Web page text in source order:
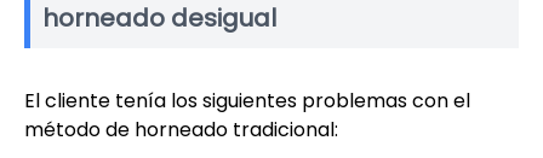
horneado desigual
El cliente tenía los siguientes problemas con el
método de horneado tradicional: